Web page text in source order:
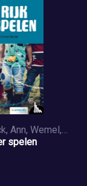
Steverlynck, Ann, Wemel, Simon
spelen